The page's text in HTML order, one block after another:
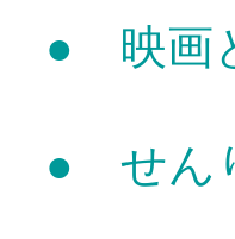
● 映画
● せん